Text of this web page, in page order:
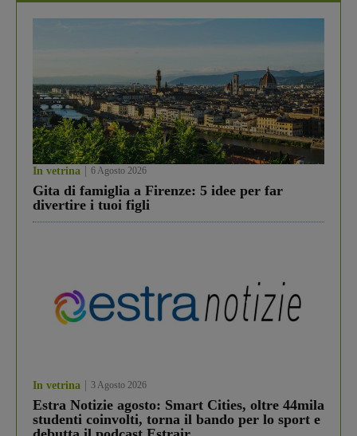
In vetrina 6 Agosto 2026
Gita di famiglia a Firenze: 5 idee per far
divertire i tuoi figli
In vetrina 3 Agosto 2026
Estra Notizie agosto: Smart Cities, oltre 44mila
studenti coinvolti, torna il bando per lo sport e